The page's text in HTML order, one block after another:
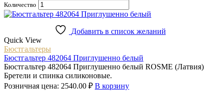
Количество
Добавить в список желаний
Quick View
Бюстгальтеры
Бюстгальтер 482064 Приглушенно белый
Бюстгальтер 482064 Приглушенно белый ROSME (Латвия)
Бретели и спинка силиконовые.
Розничная цена: 2540.00 ₽ В корзину